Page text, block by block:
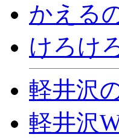
かえる
けろけ
軽井沢
軽井沢